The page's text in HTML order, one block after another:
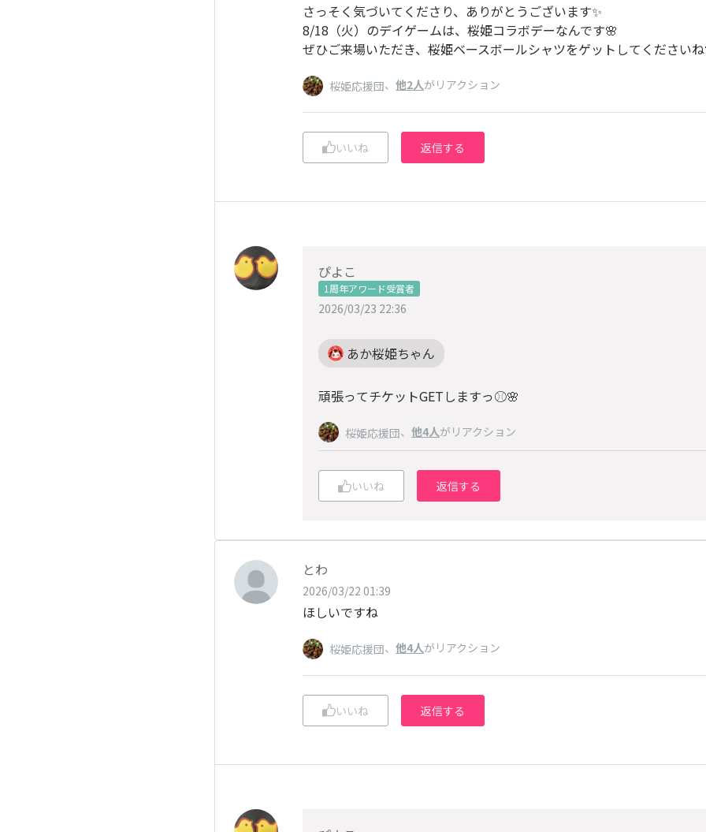
さっそく気づいてくださり、ありがとうございます✨
8/18（火）のデイゲームは、桜姫コラボデーなんです🌸
ぜひご来場いただき、桜姫ベースボールシャツをゲットしてください
桜姫応援団、 他2人がリアクション
いいね 返信する
ぴよこ
1周年アワード受賞者
2026/03/23 22:36
あか桜姫ちゃん
頑張ってチケットGETしますっ⚾️🌸
桜姫応援団、 他4人がリアクション
いいね 返信する
とわ
2026/03/22 01:39
ほしいですね
桜姫応援団、 他4人がリアクション
いいね 返信する